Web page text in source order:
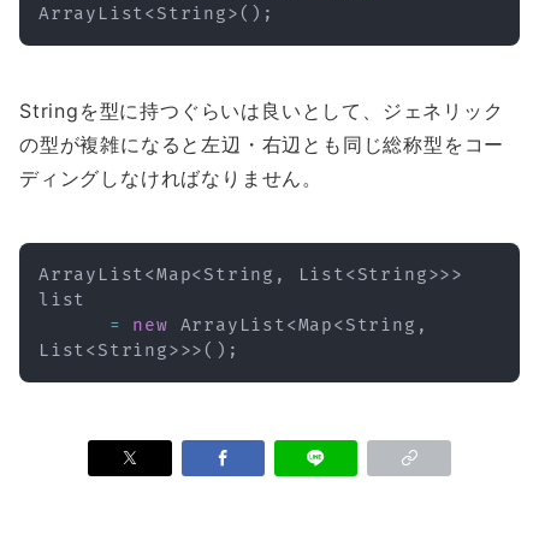
ArrayList<String> ( ) ;
Stringを型に持つぐらいは良いとして、ジェネリック
の型が複雑になると左辺・右辺とも同じ総称型をコー
ディングしなければなりません。
ArrayList<Map<String , List<String>>>
list
=
new ArrayList<Map<String ,
List<String>>> ( ) ;